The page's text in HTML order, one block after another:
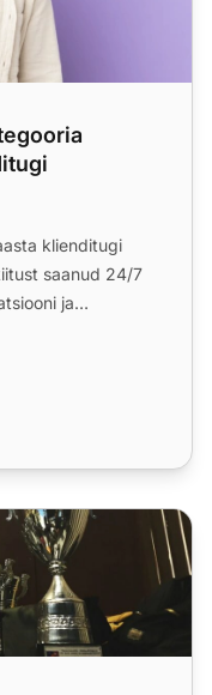
klienditugi
saanud 24/7
ja
2021. aasta